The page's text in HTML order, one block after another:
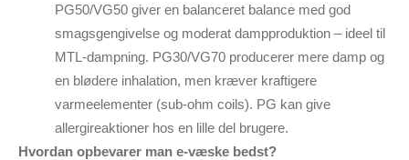
PG50/VG50 giver en balanceret balance med god
smagsgengivelse og moderat dampproduktion – ideel til
MTL-dampning. PG30/VG70 producerer mere damp og
en blødere inhalation, men kræver kraftigere
varmeelementer (sub-ohm coils). PG kan give
allergireaktioner hos en lille del brugere.
Hvordan opbevarer man e-væske bedst?